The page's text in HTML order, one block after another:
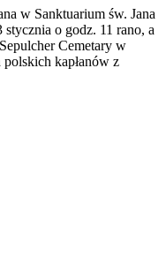
w Sanktuarium św. Jana
o godz. 11 rano, a
Cemetary w
kapłanów z